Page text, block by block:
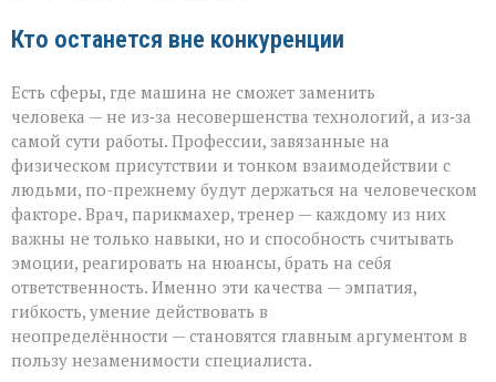
Кто останется вне конкуренции
Есть сферы, где машина не сможет заменить
человека — не из‑за несовершенства технологий, а из‑за
самой сути работы. Профессии, завязанные на
физическом присутствии и тонком взаимодействии с
людьми, по-прежнему будут держаться на человеческом
факторе. Врач, парикмахер, тренер — каждому из них
важны не только навыки, но и способность считывать
эмоции, реагировать на нюансы, брать на себя
ответственность. Именно эти качества — эмпатия,
гибкость, умение действовать в
неопределённости — становятся главным аргументом в
пользу незаменимости специалиста.